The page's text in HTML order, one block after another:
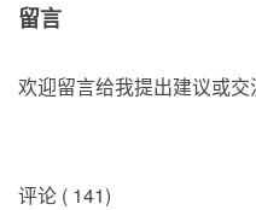
留言
欢迎留言给我提出建议或交
评论 ( 141)